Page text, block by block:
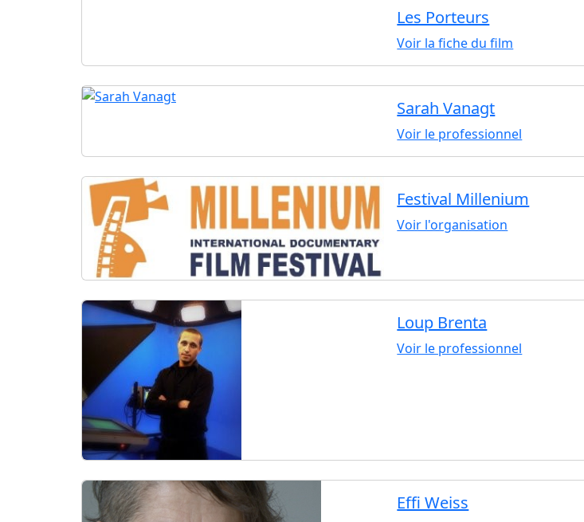
Les Porteurs
Voir la fiche du film
Sarah Vanagt
Voir le professionnel
Festival Millenium
Voir l'organisation
Loup Brenta
Voir le professionnel
Effi Weiss